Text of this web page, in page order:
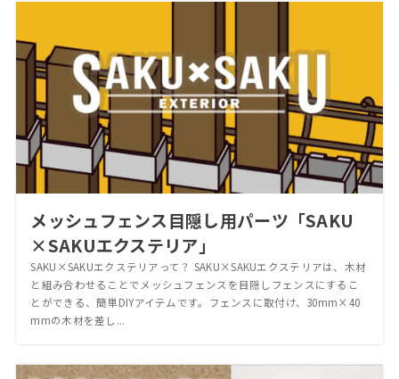
メッシュフェンス目隠し用パーツ「SAKU
×SAKUエクステリア」
SAKU×SAKUエクステリアって？ SAKU×SAKUエクステリアは、木材
と組み合わせることでメッシュフェンスを目隠しフェンスにするこ
とができる、簡単DIYアイテムです。フェンスに取付け、30mm×40
mmの木材を差し...